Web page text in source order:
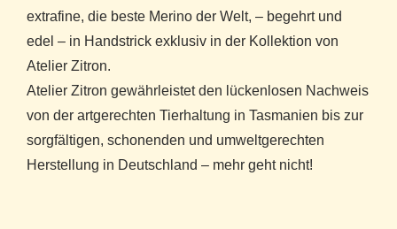
extrafine, die beste Merino der Welt, – begehrt und
edel – in Handstrick exklusiv in der Kollektion von
Atelier Zitron.
Atelier Zitron gewährleistet den lückenlosen Nachweis
von der artgerechten Tierhaltung in Tasmanien bis zur
sorgfältigen, schonenden und umweltgerechten
Herstellung in Deutschland – mehr geht nicht!